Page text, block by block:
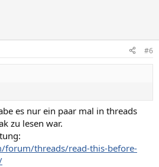
#6
es nur ein paar mal in threads
zu lesen war.
threads/read-this-before-